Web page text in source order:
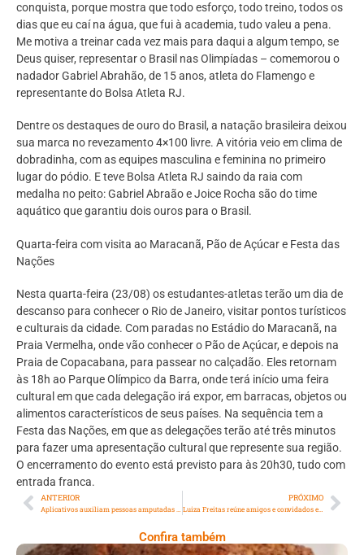
conquista, porque mostra que todo esforço, todo treino, todos os
dias que eu caí na água, que fui à academia, tudo valeu a pena.
Me motiva a treinar cada vez mais para daqui a algum tempo, se
Deus quiser, representar o Brasil nas Olimpíadas – comemorou o
nadador Gabriel Abrahão, de 15 anos, atleta do Flamengo e
representante do Bolsa Atleta RJ.
Dentre os destaques de ouro do Brasil, a natação brasileira deixou
sua marca no revezamento 4×100 livre. A vitória veio em clima de
dobradinha, com as equipes masculina e feminina no primeiro
lugar do pódio. E teve Bolsa Atleta RJ saindo da raia com
medalha no peito: Gabriel Abraão e Joice Rocha são do time
aquático que garantiu dois ouros para o Brasil.
Quarta-feira com visita ao Maracanã, Pão de Açúcar e Festa das
Nações
Nesta quarta-feira (23/08) os estudantes-atletas terão um dia de
descanso para conhecer o Rio de Janeiro, visitar pontos turísticos
e culturais da cidade. Com paradas no Estádio do Maracanã, na
Praia Vermelha, onde vão conhecer o Pão de Açúcar, e depois na
Praia de Copacabana, para passear no calçadão. Eles retornam
às 18h ao Parque Olímpico da Barra, onde terá início uma feira
cultural em que cada delegação irá expor, em barracas, objetos ou
alimentos característicos de seus países. Na sequência tem a
Festa das Nações, em que as delegações terão até três minutos
para fazer uma apresentação cultural que represente sua região.
O encerramento do evento está previsto para às 20h30, tudo com
entrada franca.
ANTERIOR PRÓXIMO
Luiza Freitas reúne amigos e convidados em comemoração de seu aniversário
Confira também